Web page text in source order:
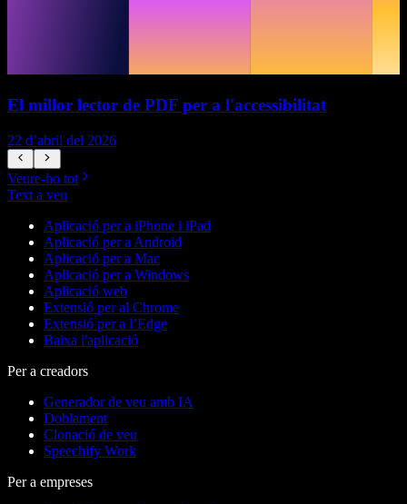
El millor lector de PDF per a l'accessibilitat
22 d’abril del 2026
Veure-ho tot
Text a veu
Aplicació per a iPhone i iPad
Aplicació per a Android
Aplicació per a Mac
Aplicació per a Windows
Aplicació web
Extensió per al Chrome
Extensió per a l’Edge
Baixa l'aplicació
Per a creadors
Generador de veu amb IA
Doblament
Clonació de veu
Speechify Work
Per a empreses